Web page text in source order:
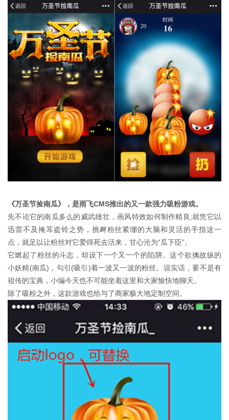
《万圣节捡南瓜》，是雨飞CMS推出的又一款强力吸粉游戏。
先不论它的南瓜多么的威武雄壮，画风特效如何制作精良;就凭它以
迅雷不及掩耳盗铃之势，挑衅粉丝紧绷的大脑和灵活的手指这一
点，就足以让粉丝对它爱得死去活来，甘心沦为“瓜下臣”。
它燃起了粉丝的斗志，却设下一个又一个的陷阱。这个欲擒故纵的
小妖精(南瓜)，勾引(吸引)着一波又一波的粉丝。说实话，要不是有
祖传的宝典，小编今天也不可能坐着这里和大家愉快地聊天。
除了吸粉之外，这款游戏也给与了商家极大地定制空间。